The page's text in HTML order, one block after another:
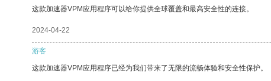
这款加速器VPM应用程序可以给你提供全球覆盖和最高安全性的连接。
2024-04-22
游客
这款加速器VPM应用程序已经为我们带来了无限的流畅体验和安全性保护。